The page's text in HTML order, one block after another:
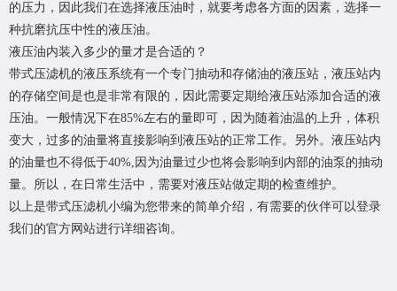
的压力，因此我们在选择液压油时，就要考虑各方面的因素，选择一
种抗磨抗压中性的液压油。
液压油内装入多少的量才是合适的？
带式压滤机的液压系统有一个专门抽动和存储油的液压站，液压站内
的存储空间是也是非常有限的，因此需要定期给液压站添加合适的液
压油。一般情况下在85%左右的量即可，因为随着油温的上升，体积
变大，过多的油量将直接影响到液压站的正常工作。另外。液压站内
的油量也不得低于40%,因为油量过少也将会影响到内部的油泵的抽动
量。所以，在日常生活中，需要对液压站做定期的检查维护。
以上是带式压滤机小编为您带来的简单介绍，有需要的伙伴可以登录
我们的官方网站进行详细咨询。